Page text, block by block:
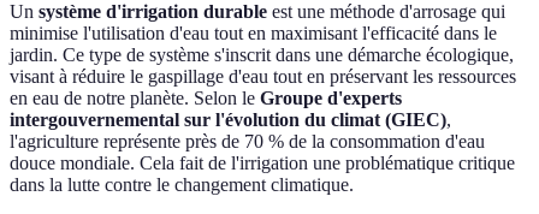
Un système d'irrigation durable est une méthode d'arrosage qui
minimise l'utilisation d'eau tout en maximisant l'efficacité dans le
jardin. Ce type de système s'inscrit dans une démarche écologique,
visant à réduire le gaspillage d'eau tout en préservant les ressources
en eau de notre planète. Selon le Groupe d'experts
intergouvernemental sur l'évolution du climat (GIEC),
l'agriculture représente près de 70 % de la consommation d'eau
douce mondiale. Cela fait de l'irrigation une problématique critique
dans la lutte contre le changement climatique.